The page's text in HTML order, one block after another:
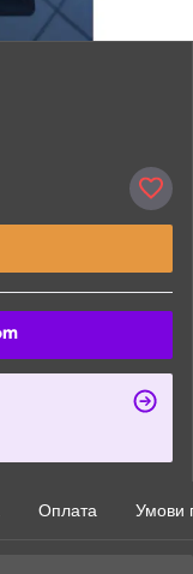
Оплата Умови